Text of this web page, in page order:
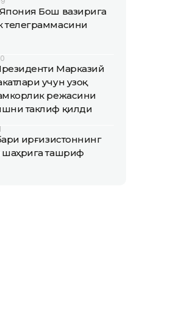
Бош вазирига
телеграммасини
Марказий
учун узоқ
режасини
таклиф қилди
Қирғизистоннинг
шаҳрига ташриф